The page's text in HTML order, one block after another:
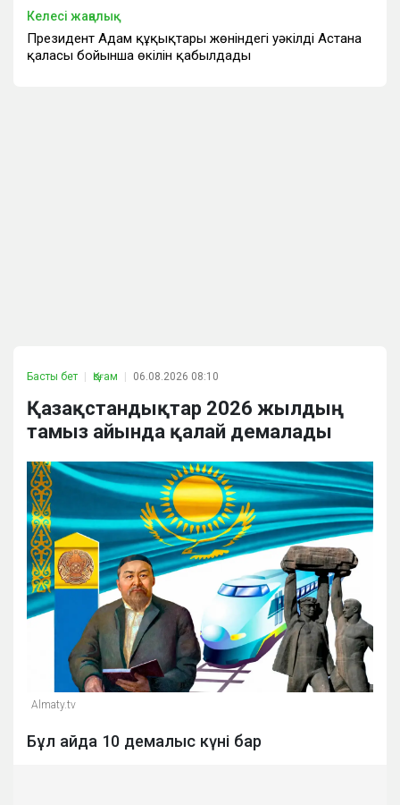
Келесі жаңалық
Президент Адам құқықтары жөніндегі уәкілдің Астана
қаласы бойынша өкілін қабылдады
Басты бет Қоғам 06.08.2026 08:10
Қазақстандықтар 2026 жылдың
тамыз айында қалай демалады
Almaty.tv
Бұл айда 10 демалыс күні бар